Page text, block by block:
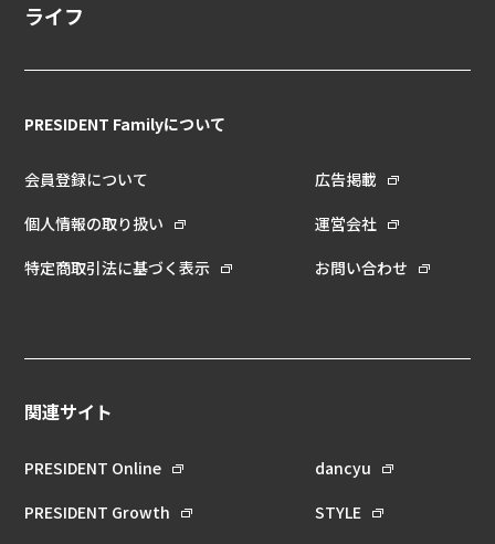
ライフ
PRESIDENT Familyについて
会員登録について
個人情報の取り扱い
特定商取引法に基づく表示
広告掲載
運営会社
お問い合わせ
関連サイト
PRESIDENT Online
PRESIDENT Growth
dancyu
STYLE